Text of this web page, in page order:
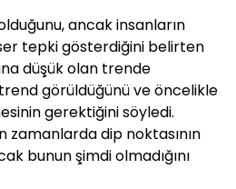
ancak insanların
tepki gösterdiğini belirten
düşük olan trende
trend görüldüğünü ve öncelikle
gerektiğini söyledi.
zamanlarda dip noktasının
bunun şimdi olmadığını